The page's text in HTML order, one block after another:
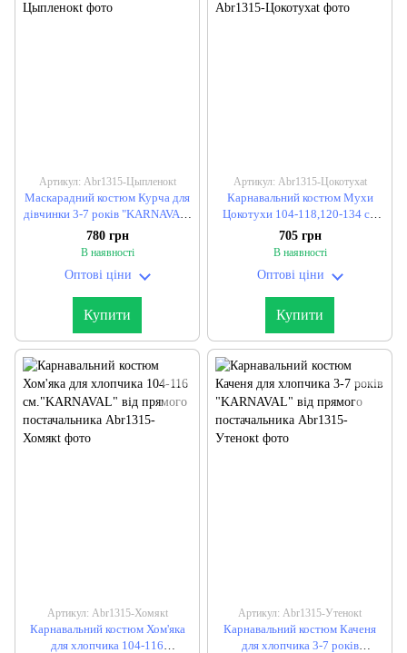
Артикул: Abr1315-Цыпленокt
Маскарадний костюм Курча для
дівчинки 3-7 років "KARNAVAL"
від прямого постачальника
780 грн
В наявності
Оптові ціни
Купити
Артикул: Abr1315-Цокотухаt
Карнавальний костюм Мухи
Цокотухи 104-118,120-134 см
"KARNAVAL" від прямого
постачальника
705 грн
В наявності
Оптові ціни
Купити
Артикул: Abr1315-Хомякt
Карнавальний костюм Хом'яка
для хлопчика 104-116
Артикул: Abr1315-Утенокt
Карнавальний костюм Каченя
для хлопчика 3-7 років